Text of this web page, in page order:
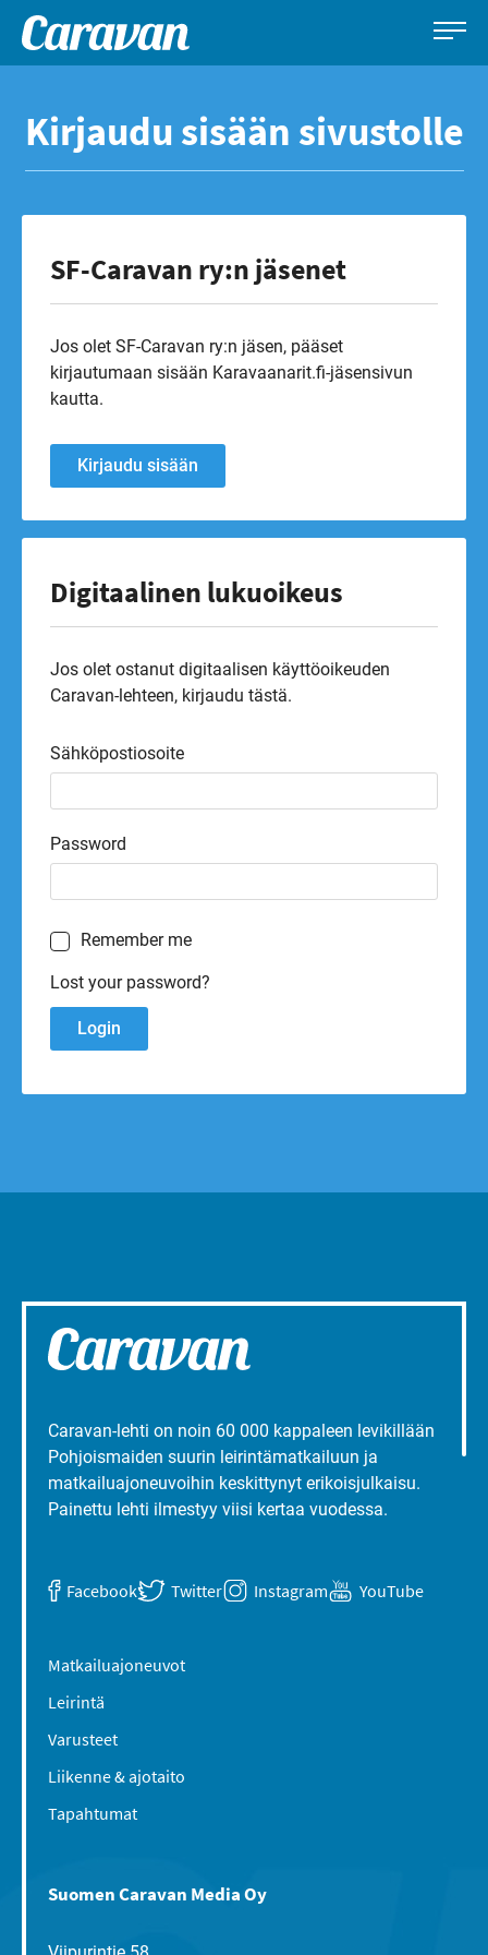
sisältöön
Caravan-
Leirintämatkailun
Kirjaudu sisään sivustolle
SF-Caravan ry:n jäsenet
Jos olet SF-Caravan ry:n jäsen, pääset
kirjautumaan sisään Karavaanarit.fi-jäsensivun
kautta.
Kirjaudu sisään
Digitaalinen lukuoikeus
Jos olet ostanut digitaalisen käyttöoikeuden
Caravan-lehteen, kirjaudu tästä.
Sähköpostiosoite
Password
Remember me
Lost your password?
Caravan-lehti on noin 60 000 kappaleen levikillään
Pohjoismaiden suurin leirintämatkailuun ja
matkailuajoneuvoihin keskittynyt erikoisjulkaisu.
Painettu lehti ilmestyy viisi kertaa vuodessa.
Facebook Twitter Instagram YouTube
Matkailuajoneuvot
Leirintä
Varusteet
Liikenne & ajotaito
Tapahtumat
Suomen Caravan Media Oy